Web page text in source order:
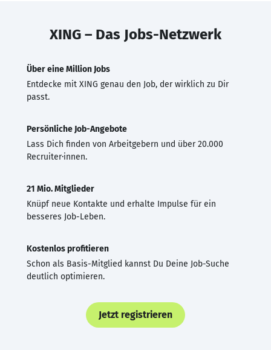
XING – Das Jobs-Netzwerk
Über eine Million Jobs
Entdecke mit XING genau den Job, der wirklich zu Dir
passt.
Persönliche Job-Angebote
Lass Dich finden von Arbeitgebern und über 20.000
Recruiter·innen.
21 Mio. Mitglieder
Knüpf neue Kontakte und erhalte Impulse für ein
besseres Job-Leben.
Kostenlos profitieren
Schon als Basis-Mitglied kannst Du Deine Job-Suche
deutlich optimieren.
Jetzt registrieren